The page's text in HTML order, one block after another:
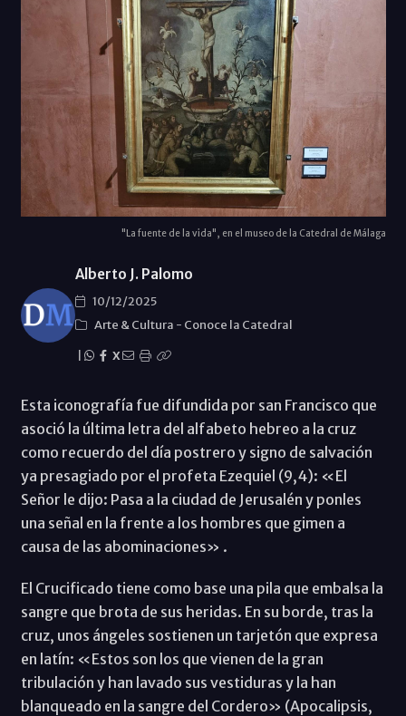
"La fuente de la vida", en el museo de la Catedral de Málaga
Alberto J. Palomo
10/12/2025
Arte & Cultura - Conoce la Catedral
X
Esta iconografía fue difundida por san Francisco que
asoció la última letra del alfabeto hebreo a la cruz
como recuerdo del día postrero y signo de salvación
ya presagiado por el profeta Ezequiel (9,4): «El
Señor le dijo: Pasa a la ciudad de Jerusalén y ponles
una señal en la frente a los hombres que gimen a
causa de las abominaciones» .
El Crucificado tiene como base una pila que embalsa la
sangre que brota de sus heridas. En su borde, tras la
cruz, unos ángeles sostienen un tarjetón que expresa
en latín: «Estos son los que vienen de la gran
tribulación y han lavado sus vestiduras y la han
blanqueado en la sangre del Cordero» (Apocalipsis,